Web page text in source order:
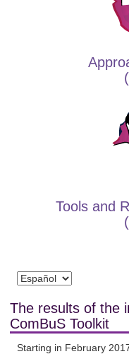
Tools and
The results of the
ComBuS Toolkit
Starting in February